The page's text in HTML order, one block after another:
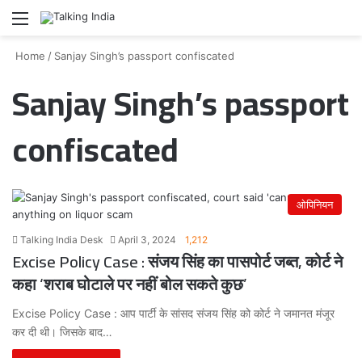
Menu
Home / Sanjay Singh’s passport confiscated
Sanjay Singh’s passport
confiscated
ओपिनियन
Talking India Desk April 3, 2024 1,212
Excise Policy Case : संजय सिंह का पासपोर्ट जब्त, कोर्ट ने
कहा ‘शराब घोटाले पर नहीं बोल सकते कुछ’
Excise Policy Case : आप पार्टी के सांसद संजय सिंह को कोर्ट ने जमानत मंजूर
कर दी थी। जिसके बाद…